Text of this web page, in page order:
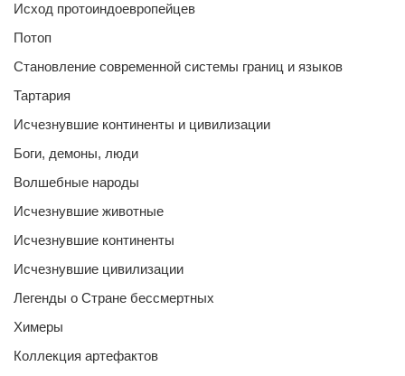
Исход протоиндоевропейцев
Потоп
Становление современной системы границ и языков
Тартария
Исчезнувшие континенты и цивилизации
Боги, демоны, люди
Волшебные народы
Исчезнувшие животные
Исчезнувшие континенты
Исчезнувшие цивилизации
Легенды о Стране бессмертных
Химеры
Коллекция артефактов